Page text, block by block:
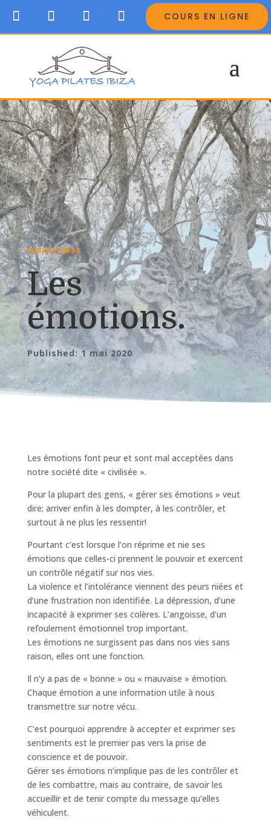
COURS EN LIGNE
MINDFULNESS
Les
émotions.
Published: 1 mai 2020
Les émotions font peur et sont mal acceptées dans
notre société dite « civilisée ».
Pour la plupart des gens, « gérer ses émotions » veut
dire: arriver enfin à les dompter, à les contrôler, et
surtout à ne plus les ressentir!
Pourtant c’est lorsque l’on réprime et nie ses
émotions que celles-ci prennent le pouvoir et exercent
un contrôle négatif sur nos vies.
La violence et l’intolérance viennent des peurs niées et
d’une frustration non identifiée. La dépression, d’une
incapacité à exprimer ses colères. L’angoisse, d’un
refoulement émotionnel trop important.
Les émotions ne surgissent pas dans nos vies sans
raison, elles ont une fonction.
Il n’y a pas de « bonne » ou « mauvaise » émotion.
Chaque émotion a une information utile à nous
transmettre sur notre vécu.
C’est pourquoi apprendre à accepter et exprimer ses
sentiments est le premier pas vers la prise de
conscience et de pouvoir.
Gérer ses émotions n’implique pas de les contrôler et
de les combattre, mais au contraire, de savoir les
accueillir et de tenir compte du message qu’elles
véhiculent.